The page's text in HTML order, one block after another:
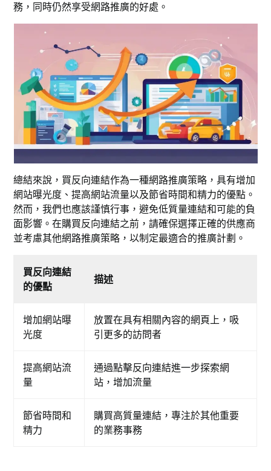
務，同時仍然享受網路推廣的好處。
總結來說，買反向連結作為一種網路推廣策略，具有增加
網站曝光度、提高網站流量以及節省時間和精力的優點。
然而，我們也應該謹慎行事，避免低質量連結和可能的負
面影響。在購買反向連結之前，請確保選擇正確的供應商
並考慮其他網路推廣策略，以制定最適合的推廣計劃。
買反向連結
的優點
描述
增加網站曝
光度
放置在具有相關內容的網頁上，吸
引更多的訪問者
提高網站流
量
通過點擊反向連結進一步探索網
站，增加流量
節省時間和
精力
購買高質量連結，專注於其他重要
的業務事務